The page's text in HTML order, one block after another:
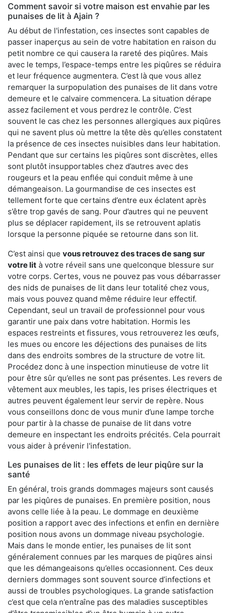
Comment savoir si votre maison est envahie par les
punaises de lit à Ajain ?
Au début de l'infestation, ces insectes sont capables de
passer inaperçus au sein de votre habitation en raison du
petit nombre ce qui causera la rareté des piqûres. Mais
avec le temps, l’espace-temps entre les piqûres se réduira
et leur fréquence augmentera. C’est là que vous allez
remarquer la surpopulation des punaises de lit dans votre
demeure et le calvaire commencera. La situation dérape
assez facilement et vous perdrez le contrôle. C’est
souvent le cas chez les personnes allergiques aux piqûres
qui ne savent plus où mettre la tête dès qu’elles constatent
la présence de ces insectes nuisibles dans leur habitation.
Pendant que sur certains les piqûres sont discrètes, elles
sont plutôt insupportables chez d’autres avec des
rougeurs et la peau enflée qui conduit même à une
démangeaison. La gourmandise de ces insectes est
tellement forte que certains d’entre eux éclatent après
s’être trop gavés de sang. Pour d’autres qui ne peuvent
plus se déplacer rapidement, ils se retrouvent aplatis
lorsque la personne piquée se retourne dans son lit.
C’est ainsi que vous retrouvez des traces de sang sur
votre lit à votre réveil sans une quelconque blessure sur
votre corps. Certes, vous ne pouvez pas vous débarrasser
des nids de punaises de lit dans leur totalité chez vous,
mais vous pouvez quand même réduire leur effectif.
Cependant, seul un travail de professionnel pour vous
garantir une paix dans votre habitation. Hormis les
espaces restreints et fissures, vous retrouverez les œufs,
les mues ou encore les déjections des punaises de lits
dans des endroits sombres de la structure de votre lit.
Procédez donc à une inspection minutieuse de votre lit
pour être sûr qu’elles ne sont pas présentes. Les revers de
vêtement aux meubles, les tapis, les prises électriques et
autres peuvent également leur servir de repère. Nous
vous conseillons donc de vous munir d’une lampe torche
pour partir à la chasse de punaise de lit dans votre
demeure en inspectant les endroits précités. Cela pourrait
vous aider à prévenir l'infestation.
Les punaises de lit : les effets de leur piqûre sur la
santé
En général, trois grands dommages majeurs sont causés
par les piqûres de punaises. En première position, nous
avons celle liée à la peau. Le dommage en deuxième
position a rapport avec des infections et enfin en dernière
position nous avons un dommage niveau psychologie.
Mais dans le monde entier, les punaises de lit sont
généralement connues par les marques de piqûres ainsi
que les démangeaisons qu’elles occasionnent. Ces deux
derniers dommages sont souvent source d’infections et
aussi de troubles psychologiques. La grande satisfaction
c’est que cela n’entraîne pas des maladies susceptibles